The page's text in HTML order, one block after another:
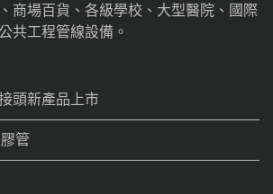
商場百貨、各級學校、大型醫院、國際
共工程管線設備。
頭新產品上市
管